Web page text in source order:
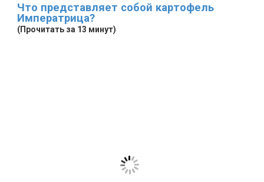
Что представляет собой картофель
Императрица?
(Прочитать за 13 минут)